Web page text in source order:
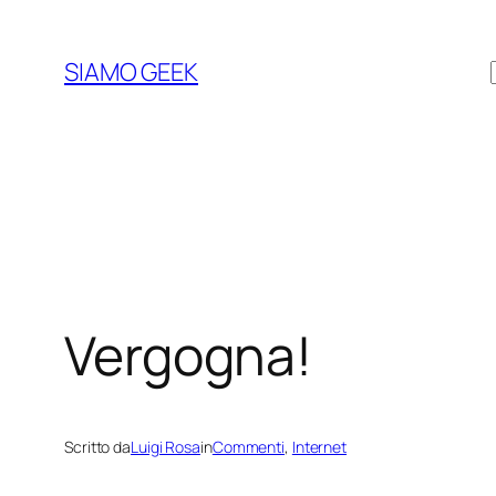
contenuto
SIAMO GEEK
Vergogna!
Scritto daLuigi RosainCommenti, Internet